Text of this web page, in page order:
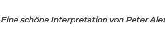
Eine schöne Inter­pre­ta­tion von Peter